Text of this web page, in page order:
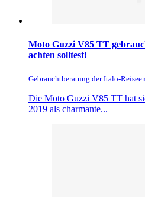
Moto Guzzi V85 TT
achten solltest!
Gebrauchtberatung der Italo-
Die Moto Guzzi V85 TT hat
2019 als charmante...